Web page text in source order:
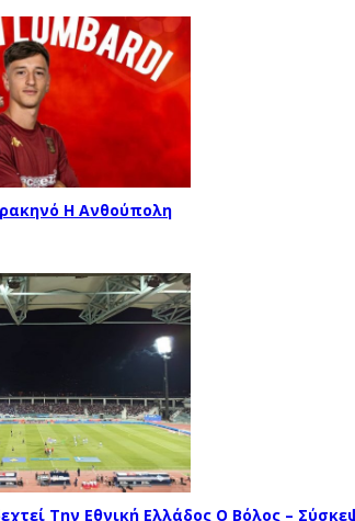
Η Ανθούπολη
Την Εθνική Ελλάδος Ο Βόλος –